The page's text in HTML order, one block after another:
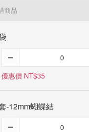
商品
優惠價 NT$35
-12mm蝴蝶結